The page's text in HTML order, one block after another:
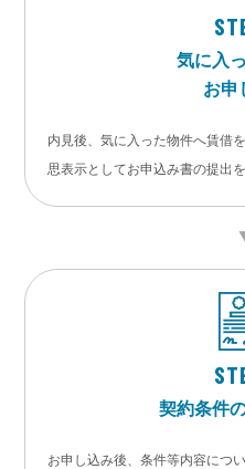
気に入
お申
内見後、気に入った物件へ賃借
思表示としてお申込み書の提出
契約条件
お申し込み後、条件等内容につ